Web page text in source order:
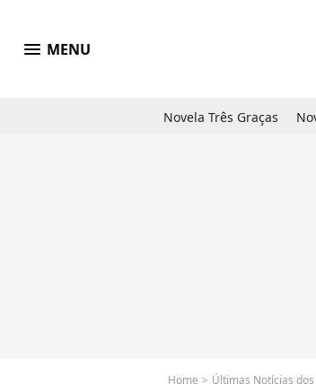
menu MENU
Novela Três Graças
Home Últimas Notícias